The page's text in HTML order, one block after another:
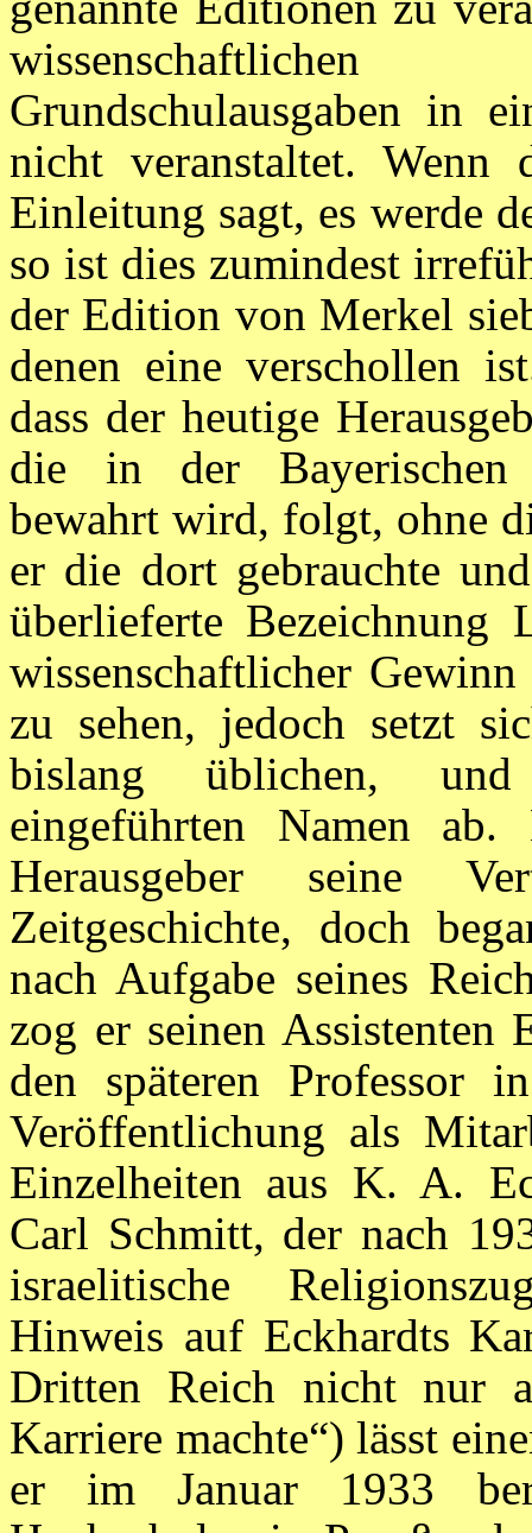
Grundschulausgaben in
nicht veranstaltet. Wenn
Einleitung sagt, es werde
so ist dies zumindest
der Edition von Merkel
denen eine verschollen
dass der heutige
die in der Bayerischen
bewahrt wird, folgt, ohne
er die dort gebrauchte
überlieferte
wissenschaftlicher
zu sehen, jedoch setzt
bislang üblichen,
eingeführten Namen
Herausgeber seine
Zeitgeschichte, doch
nach Aufgabe seines
zog er seinen Assistenten
den späteren
Veröffentlichung als
Einzelheiten aus K. A.
Carl Schmitt, der nach
israelitische
Hinweis auf Eckhardts
Dritten Reich nicht nur
Karriere machte“) lässt
er im Januar 1933